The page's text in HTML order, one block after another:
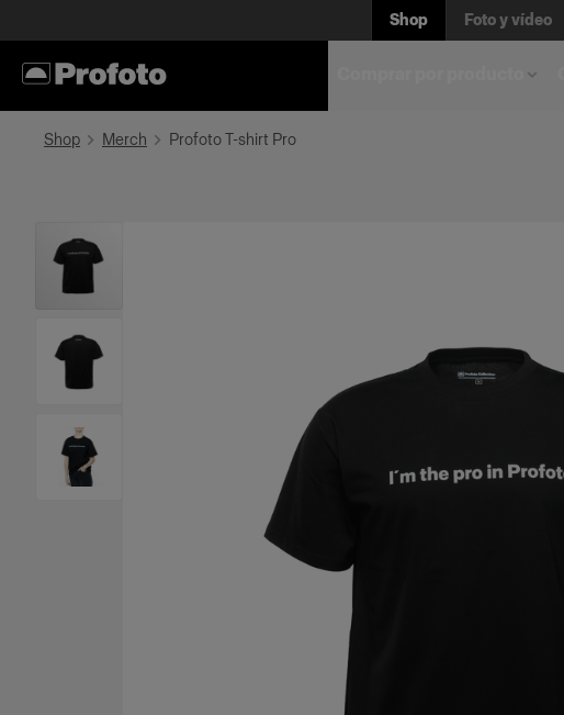
Shop Foto y vídeo
Shop Merch Profoto T-shirt Pro